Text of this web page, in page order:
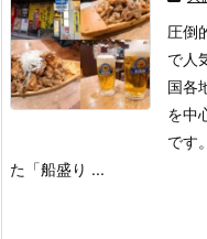
圧倒
で人
国各
を中
です。
た「船盛り ...